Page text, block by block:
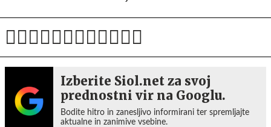
Izberite Siol.net za svoj
prednostni vir na Googlu.
Bodite hitro in zanesljivo informirani ter spremljajte
aktualne in zanimive vsebine.